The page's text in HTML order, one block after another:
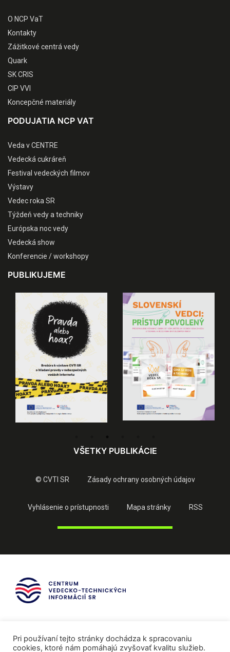
O NCP VaT
Kontakty
Zážitkové centrá vedy
Quark
SK CRIS
CIP VVI
Koncepčné materiály
PODUJATIA NCP VAT
Veda v CENTRE
Vedecká cukráreň
Festival vedeckých filmov
Výstavy
Vedec roka SR
Týždeň vedy a techniky
Európska noc vedy
Vedecká show
Konferencie / workshopy
PUBLIKUJEME
VŠETKY PUBLIKÁCIE
© CVTI SR Zásady ochrany osobných údajov
Vyhlásenie o prístupnosti Mapa stránky RSS
Pri používaní tejto stránky dochádza k spracovaniu
cookies, ktoré nám pomáhajú zvyšovať kvalitu služieb.